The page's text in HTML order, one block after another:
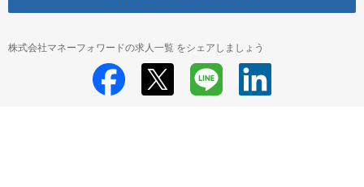
株式会社マネーフォワードの求人一覧 をシェアしましょう